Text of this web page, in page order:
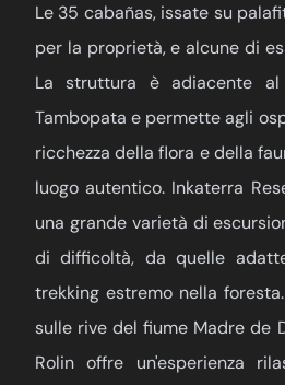
Le 35 cabañas, issate su
per la proprietà, e alcune di
La struttura è adiacente
Tambopata e permette agli
ricchezza della flora e della
luogo autentico. Inkaterra
una grande varietà di
di difficoltà, da quelle
trekking estremo nella
sulle rive del fiume Madre de
Rolin offre un'esperienza